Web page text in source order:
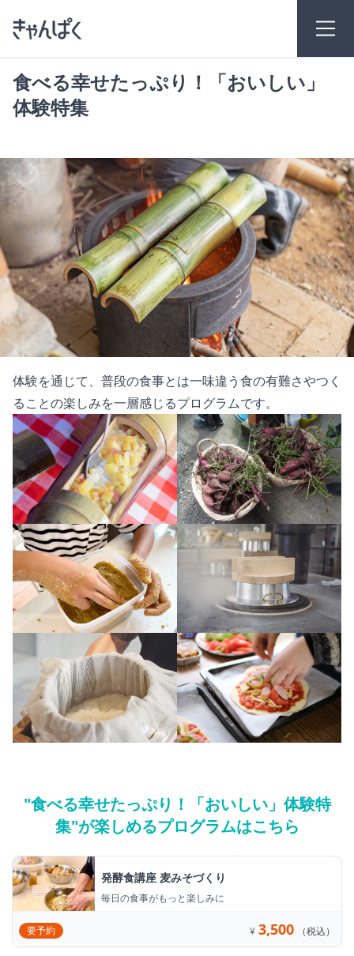
食べる幸せたっぷり！「おいしい」
体験特集
体験を通じて、普段の食事とは一味違う食の有難さやつく
ることの楽しみを一層感じるプログラムです。
"食べる幸せたっぷり！「おいしい」体験特
集"が楽しめるプログラムはこちら
発酵食講座 麦みそづくり
毎日の食事がもっと楽しみに
要予約 ¥ 3,500 （税込）